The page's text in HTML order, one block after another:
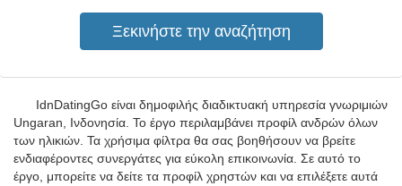
IdnDatingGo είναι δημοφιλής διαδικτυακή υπηρεσία γνωριμιών
Ungaran, Ινδονησία. Το έργο περιλαμβάνει προφίλ ανδρών όλων
των ηλικιών. Τα χρήσιμα φίλτρα θα σας βοηθήσουν να βρείτε
ενδιαφέροντες συνεργάτες για εύκολη επικοινωνία. Σε αυτό το
έργο, μπορείτε να δείτε τα προφίλ χρηστών και να επιλέξετε αυτά